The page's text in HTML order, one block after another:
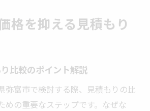
格を抑える見積もり
比較のポイント解説
弥富市で検討する際、見積もりの比
めの重要なステップです。なぜな